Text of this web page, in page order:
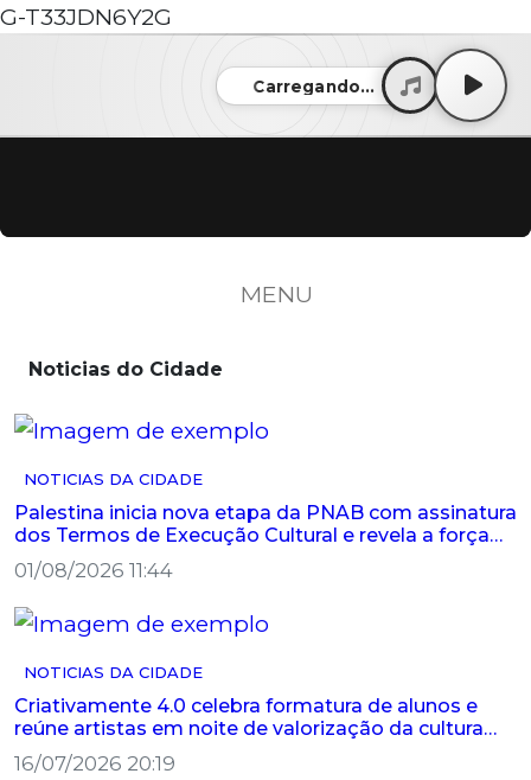
G-T33JDN6Y2G
Carregando...
MENU
Noticias do Cidade
NOTICIAS DA CIDADE
Palestina inicia nova etapa da PNAB com assinatura
dos Termos de Execução Cultural e revela a força
criativa dos arti...
01/08/2026 11:44
NOTICIAS DA CIDADE
Criativamente 4.0 celebra formatura de alunos e
reúne artistas em noite de valorização da cultura
em Palestina
16/07/2026 20:19